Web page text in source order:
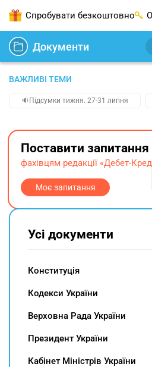
Спробувати безкоштовно
Документи
ВАЖЛИВІ ТЕМИ
🔉Підсумки тижня. 27-31 липня
Поставити запитання
фахівцям редакції «Дебет-
Моє запитання
Усі документи
Конституція
Кодекси України
Верховна Рада України
Президент України
Кабінет Міністрів України